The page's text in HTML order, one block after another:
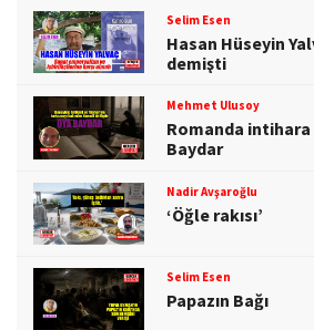
Selim Esen
Hasan Hüseyin
demişti
Mehmet Ulusoy
Romanda intihara
Baydar
Nadir Avşaroğlu
‘Öğle rakısı’
Selim Esen
Papazın Bağı